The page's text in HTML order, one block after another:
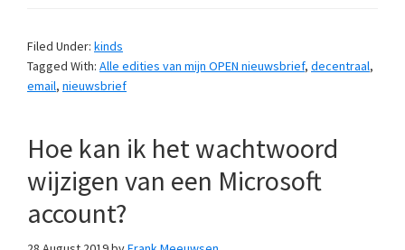
Filed Under: kinds
Tagged With: Alle edities van mijn OPEN nieuwsbrief, decentraal,
email, nieuwsbrief
Hoe kan ik het wachtwoord
wijzigen van een Microsoft
account?